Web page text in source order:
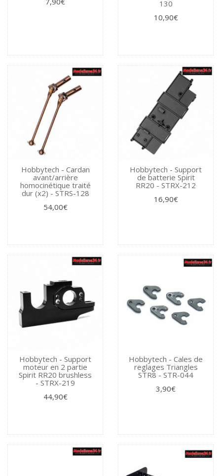
130
10,90€
Hobbytech - Cardan
avant/arrière
homocinétique traité
dur (x2) - STRS-128
54,00€
Hobbytech - Support
de batterie Spirit
RR20 - STRX-212
16,90€
Hobbytech - Support
moteur en 2 partie
Spirit RR20 brushless
- STRX-219
44,90€
Hobbytech - Cales de
reglages Triangles
STR8 - STR-044
3,90€